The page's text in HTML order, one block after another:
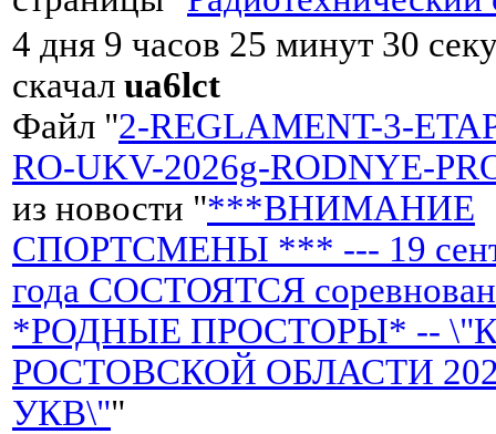
4 дня 9 часов 25 минут 30
скачал ua6lct
Файл "2-REGLAMENT-3-
RO-UKV-2026g-RODNYE-
из новости "***ВНИМАНИЕ
СПОРТСМЕНЫ *** --- 19
года СОСТОЯТСЯ
*РОДНЫЕ ПРОСТОРЫ* --
РОСТОВСКОЙ ОБЛАСТИ 2026
УКВ\""